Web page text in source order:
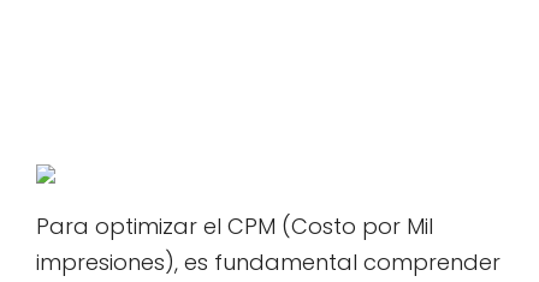
Para optimizar el CPM (Costo por Mil
impresiones), es fundamental comprender